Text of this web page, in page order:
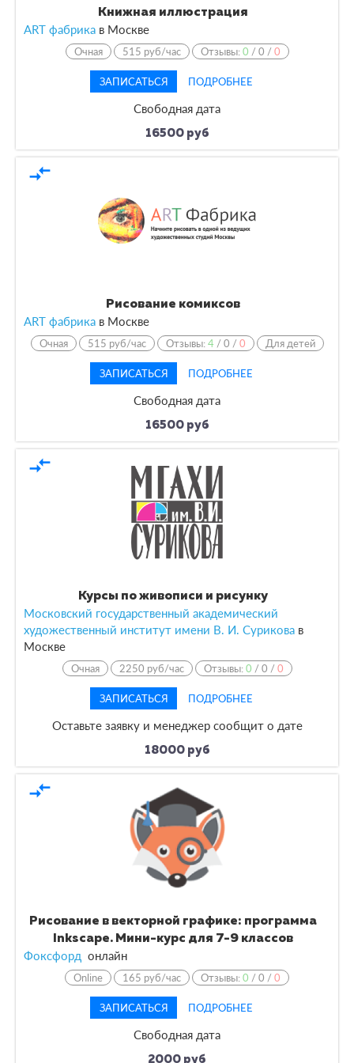
Книжная иллюстрация
ART фабрика в Москве
Очная 515 руб/час Отзывы:0 /0 /0
ЗАПИСАТЬСЯ ПОДРОБНЕЕ
Свободная дата
16500 руб
compare_arrows
Рисование комиксов
ART фабрика в Москве
Очная 515 руб/час Отзывы:4 /0 /0 Для детей
ЗАПИСАТЬСЯ ПОДРОБНЕЕ
Свободная дата
16500 руб
compare_arrows
Курсы по живописи и рисунку
Московский государственный академический
художественный институт имени В. И. Сурикова в
Москве
Очная 2250 руб/час Отзывы:0 /0 /0
ЗАПИСАТЬСЯ ПОДРОБНЕЕ
Оставьте заявку и менеджер сообщит о дате
18000 руб
compare_arrows
Рисование в векторной графике: программа
Inkscape. Мини-курс для 7-9 классов
Фоксфорд онлайн
Online 165 руб/час Отзывы:0 /0 /0
ЗАПИСАТЬСЯ ПОДРОБНЕЕ
Свободная дата
2000 руб